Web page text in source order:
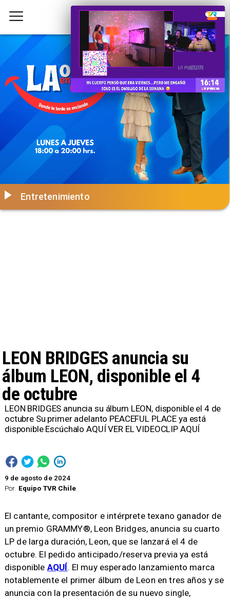
Por Equipo TVR Chile
LEON BRIDGES anuncia su
álbum LEON, disponible el 4
de octubre
Entretenimiento
9 de agosto de 2024
LEON BRIDGES anuncia su álbum LEON, disponible el 4 de
octubre Su primer adelanto PEACEFUL PLACE ya está
disponible Escúchalo AQUÍ VER EL VIDEOCLIP AQUÍ ​
​El cantante, compositor e intérprete texano ganador de
un premio GRAMMY®, Leon Bridges, anuncia su cuarto
LP de larga duración, Leon, que se lanzará el 4 de
octubre. El pedido anticipado/reserva previa ya está
disponible AQUÍ. El muy esperado lanzamiento marca
notablemente el primer álbum de Leon en tres años y se
anuncia con la presentación de su nuevo single,